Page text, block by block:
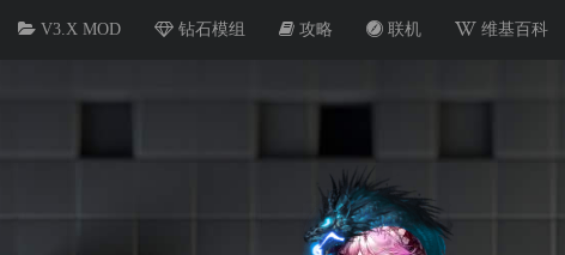
V3.X MOD 钻石模组 攻略 联机 维基百科